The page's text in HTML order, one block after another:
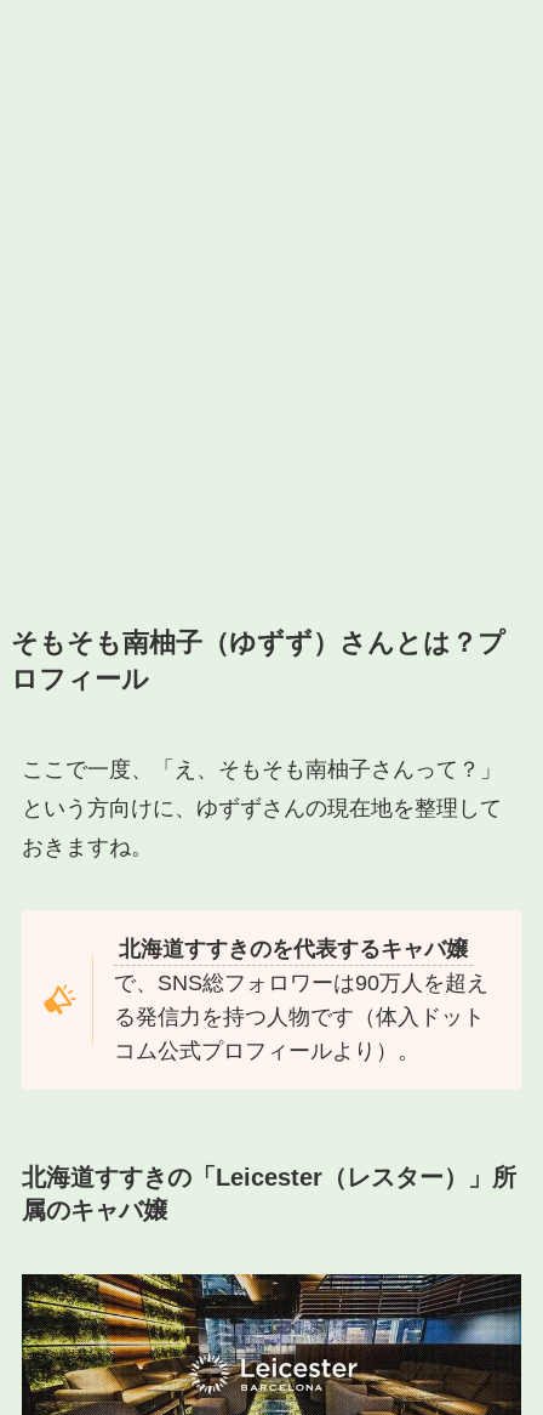
そもそも南柚子（ゆずず）さんとは？プ
ロフィール
ここで一度、「え、そもそも南柚子さんって？」
という方向けに、ゆずずさんの現在地を整理して
おきますね。
北海道すすきのを代表するキャバ嬢
で、SNS総フォロワーは90万人を超え
る発信力を持つ人物です（体入ドット
コム公式プロフィールより）。
北海道すすきの「Leicester（レスター）」所
属のキャバ嬢